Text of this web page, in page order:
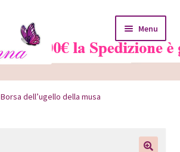
Menu
Borsa dell’ugello della musa